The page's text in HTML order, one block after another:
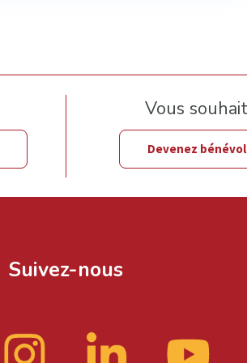
Vous
Devenez
Suivez-nous